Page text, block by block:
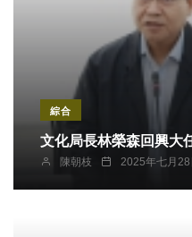
綜合
文化局長林榮森回興大
陳朝枝 2025年七月28